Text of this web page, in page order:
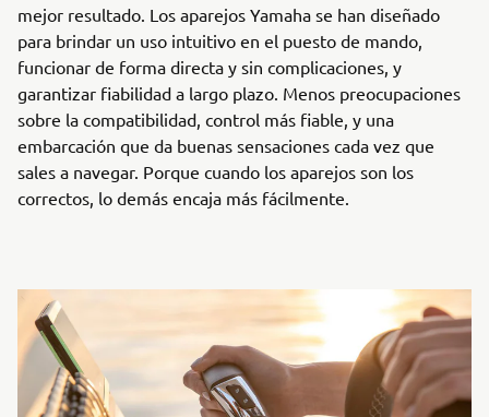
mejor resultado. Los aparejos Yamaha se han diseñado
para brindar un uso intuitivo en el puesto de mando,
funcionar de forma directa y sin complicaciones, y
garantizar fiabilidad a largo plazo. Menos preocupaciones
sobre la compatibilidad, control más fiable, y una
embarcación que da buenas sensaciones cada vez que
sales a navegar. Porque cuando los aparejos son los
correctos, lo demás encaja más fácilmente.